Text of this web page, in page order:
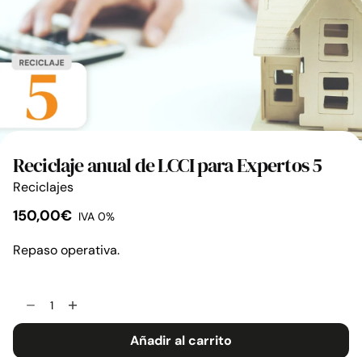
Reciclaje anual de LCCI para Expertos 5
Reciclajes
150,00€ IVA 0%
Repaso operativa.
de
LCCI
Añadir al carrito